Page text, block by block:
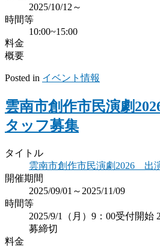
2025/10/12～
時間等
10:00~15:00
料金
概要
Posted in イベント情報
雲南市創作市民演劇
タッフ募集
タイトル
雲南市創作市民演劇2026 出
開催期間
2025/09/01～2025/11/09
時間等
2025/9/1（月）9：00受付開始
募締切
料金